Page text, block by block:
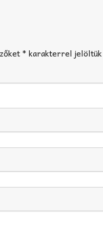
*karakterrel jelöltük